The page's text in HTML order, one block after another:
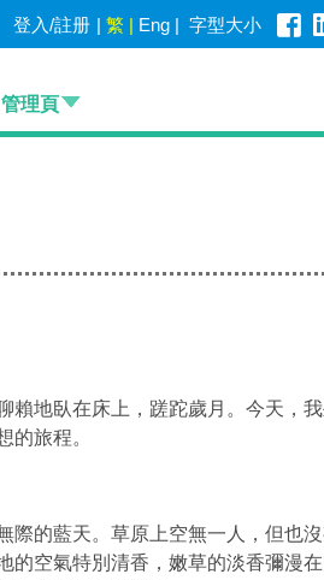
登入/註册 | 繁 | Eng | 字型大小
管理頁
賴地臥在床上，蹉跎歲月。今天，
的旅程。
際的藍天。草原上空無一人，但也
的空氣特別清香，嫩草的淡香彌漫